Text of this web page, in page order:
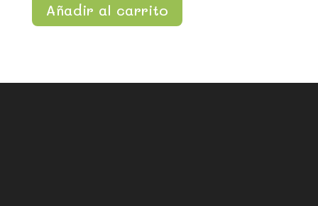
Añadir al carrito